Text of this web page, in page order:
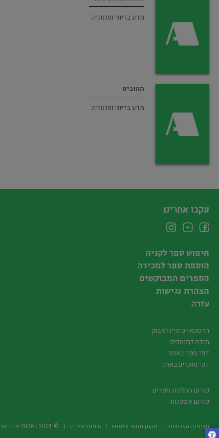
מדע בדיוני ופנטזיה
ההוביט
מדע בדיוני ופנטזיה
עקבו אחרינו
חיפוש ספר לקניה
הוספת ספר למכירה
הספרים המבוקשים
הצהרת נגישות
עזרה
הדסטארט פיינדאבוק
תודה לתומכים
דפי ספר באתר
דפי מוכרים באתר
פורום החלפת ספרים
פורום אספנות
מדיניות הפרטיות תקנון ותנאי שימוש זכויות יוצרים © 2001 -
2026